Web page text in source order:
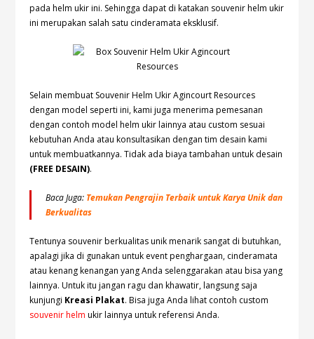
pada helm ukir ini. Sehingga dapat di katakan souvenir helm ukir
ini merupakan salah satu cinderamata eksklusif.
Selain membuat Souvenir Helm Ukir Agincourt Resources
dengan model seperti ini, kami juga menerima pemesanan
dengan contoh model helm ukir lainnya atau custom sesuai
kebutuhan Anda atau konsultasikan dengan tim desain kami
untuk membuatkannya. Tidak ada biaya tambahan untuk desain
(FREE DESAIN).
Baca Juga: Temukan Pengrajin Terbaik untuk Karya Unik dan
Berkualitas
Tentunya souvenir berkualitas unik menarik sangat di butuhkan,
apalagi jika di gunakan untuk event penghargaan, cinderamata
atau kenang kenangan yang Anda selenggarakan atau bisa yang
lainnya. Untuk itu jangan ragu dan khawatir, langsung saja
kunjungi Kreasi Plakat. Bisa juga Anda lihat contoh custom
souvenir helm ukir lainnya untuk referensi Anda.